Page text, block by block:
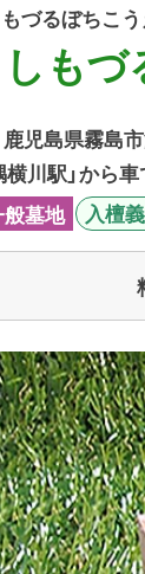
づるぼちこ
もづ
児島県霧島
横川駅」から
墓地 入檀